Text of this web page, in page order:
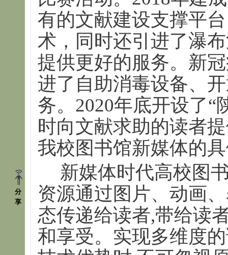
分
享
有的文献建设支撑平
术，同时还引进了瀑
提供更好的服务。新
进了自助消毒设备、
务。2020年底开设了“
时向文献求助的读者
我校图书馆新媒体的
新媒体时代高校图
资源通过图片、动画
态传递给读者,带给读
和享受。实现多维度